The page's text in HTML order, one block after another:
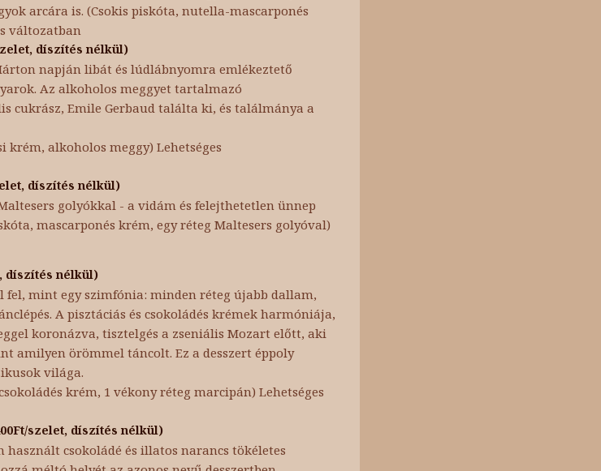
arcára is. (Csokis piskóta, nutella-mascarponés
változatban
díszítés nélkül)
napján libát és lúdlábnyomra emlékeztető
Az alkoholos meggyet tartalmazó
cukrász, Emile Gerbaud találta ki, és találmánya a
krém, alkoholos meggy) Lehetséges
díszítés nélkül)
golyókkal - a vidám és felejthetetlen ünnep
mascarponés krém, egy réteg Maltesers golyóval)
díszítés nélkül)
fel, mint egy szimfónia: minden réteg újabb dallam,
A pisztáciás és csokoládés krémek harmóniája,
koronázva, tisztelgés a zseniális Mozart előtt, aki
amilyen örömmel táncolt. Ez a desszert éppoly
világa.
krém, 1 vékony réteg marcipán) Lehetséges
szelet, díszítés nélkül)
használt csokoládé és illatos narancs tökéletes